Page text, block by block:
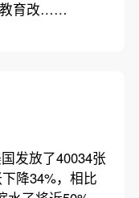
教育改……
发放了40034张
降34%，相比